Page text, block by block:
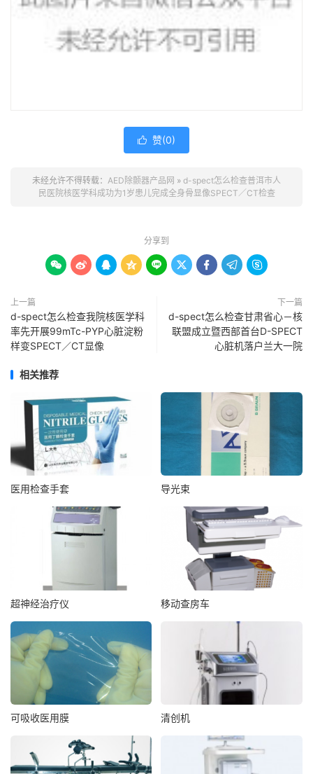
 赞(0)
未经允许不得转载： AED除颤器产品网 » d-spect怎么检查普洱市人
民医院核医学科成功为1岁患儿完成全身骨显像SPECT／CT检查
分享到
        
上一篇
d-spect怎么检查我院核医学科
率先开展99mTc-PYP心脏淀粉
样变SPECT／CT显像
下一篇
d-spect怎么检查甘肃省心－核
联盟成立暨西部首台D-SPECT
心脏机落户兰大一院
相关推荐
医用检查手套 导光束
超神经治疗仪 移动查房车
可吸收医用膜 清创机